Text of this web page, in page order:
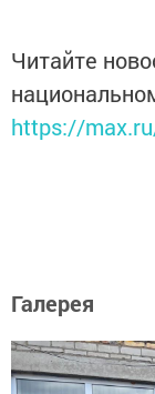
Читайте
https://
Галерея